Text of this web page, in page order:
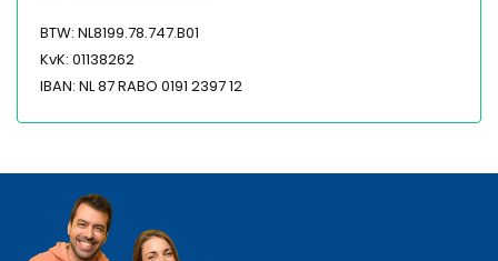
BTW: NL8199.78.747.B01
KvK: 01138262
IBAN: NL 87 RABO 0191 2397 12